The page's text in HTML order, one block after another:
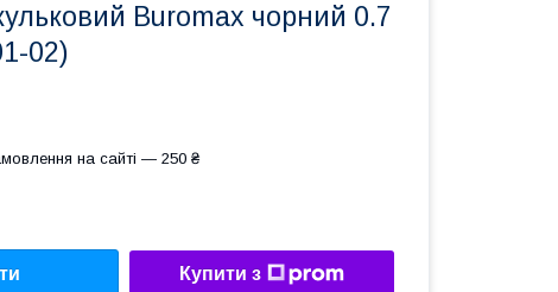
Buromax чорний 0.7
02)
на сайті — 250 ₴
Купити з